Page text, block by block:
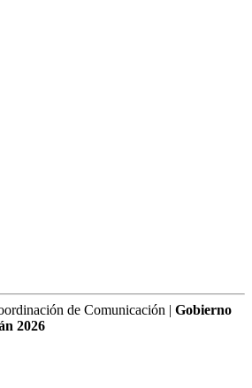
de Comunicación | Gobierno
2026